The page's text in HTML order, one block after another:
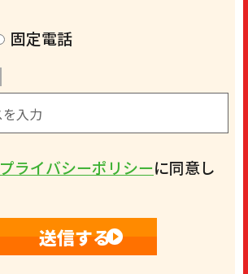
固定電話
プライバシーポリシーに同意し